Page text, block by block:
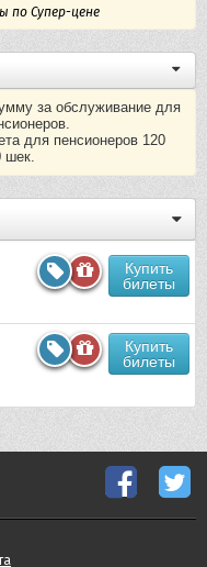
по Супер-цене
за обслуживание для
для пенсионеров 120
шек.
Купить
билеты
Купить
билеты